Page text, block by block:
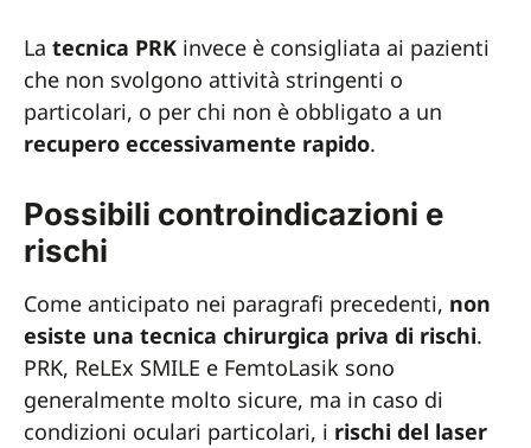
La tecnica PRK invece è consigliata ai pazienti
che non svolgono attività stringenti o
particolari, o per chi non è obbligato a un
recupero eccessivamente rapido.
Possibili controindicazioni e
rischi
Come anticipato nei paragrafi precedenti, non
esiste una tecnica chirurgica priva di rischi.
PRK, ReLEx SMILE e FemtoLasik sono
generalmente molto sicure, ma in caso di
condizioni oculari particolari, i rischi del laser